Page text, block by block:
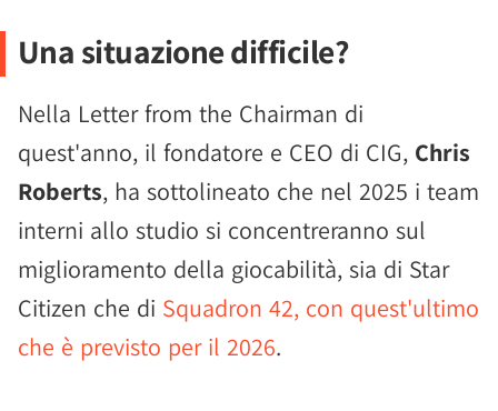
Una situazione difficile?
Nella Letter from the Chairman di
quest'anno, il fondatore e CEO di CIG, Chris
Roberts, ha sottolineato che nel 2025 i team
interni allo studio si concentreranno sul
miglioramento della giocabilità, sia di Star
Citizen che di Squadron 42, con quest'ultimo
che è previsto per il 2026.